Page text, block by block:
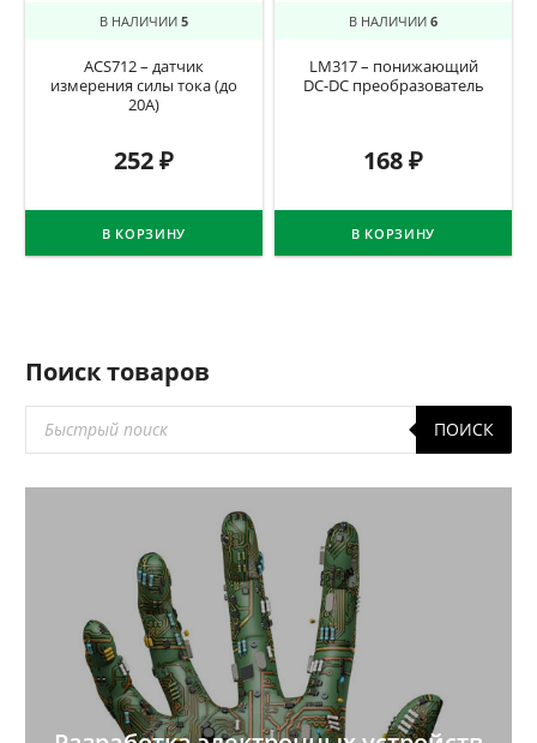
В НАЛИЧИИ 5
ACS712 – датчик
измерения силы тока (до
20А)
252₽
В КОРЗИНУ
В НАЛИЧИИ 6
LM317 – понижающий
DC-DC преобразователь
168₽
В КОРЗИНУ
Поиск товаров
товаров
ПОИСК